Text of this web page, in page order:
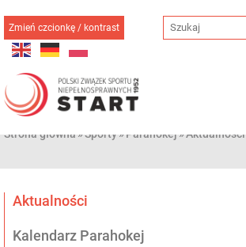
do
treści
Zmień czcionkę / kontrast
Strona główna»Sporty»Parahokej»Aktualności
Aktualności
Kalendarz Parahokej